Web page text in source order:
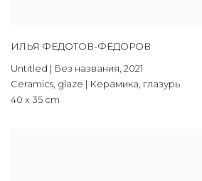
ИЛЬЯ ФЕДОТОВ-ФЁДОРОВ
Untitled | Без названия, 2021
Ceramics, glaze | Керамика, глазурь
40 х 35 cm